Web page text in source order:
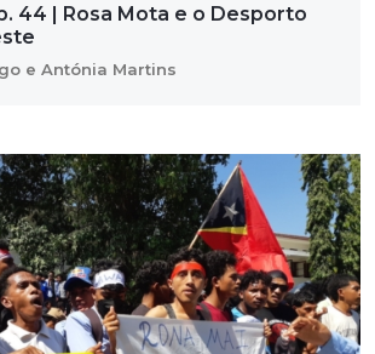
44 | Rosa Mota e o Desporto
e Antónia Martins